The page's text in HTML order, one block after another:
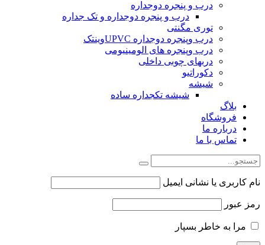
درب و پنجره دوجداره
درب و پنجره دوجداره و تک جداره
توری مگنتی
درب وپنجره دوجداره UPVCوینتک
درب وپنجره های الومینیومی
دربهای چوبی داخلی
دکوراتیو
شیشه
شیشه تکجداره ساده
بلاگ
فروشگاه
درباره ما
تماس با ما
نام کاربری یا نشانی ایمیل
رمز عبور
مرا به خاطر بسپار